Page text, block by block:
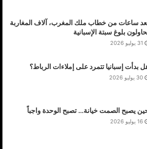
ساعات من خطاب ملك المغرب، آلاف المغاربة
بلوغ سبتة الإسبانية
31 يوليو 2026
بدأت إسبانيا تتمرد على إملاءات الرباط؟
30 يوليو 2026
يصبح الصمت خيانة… تصبح الوحدة واجباً
16 يوليو 2026